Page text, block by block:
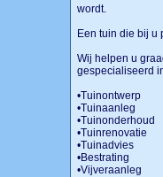
wordt.
Een tuin die bij u
Wij helpen u
gespecialiseerd
•Tuinontwerp
•Tuinaanleg
•Tuinonderhoud
•Tuinrenovatie
•Tuinadvies
•Bestrating
•Vijveraanleg​